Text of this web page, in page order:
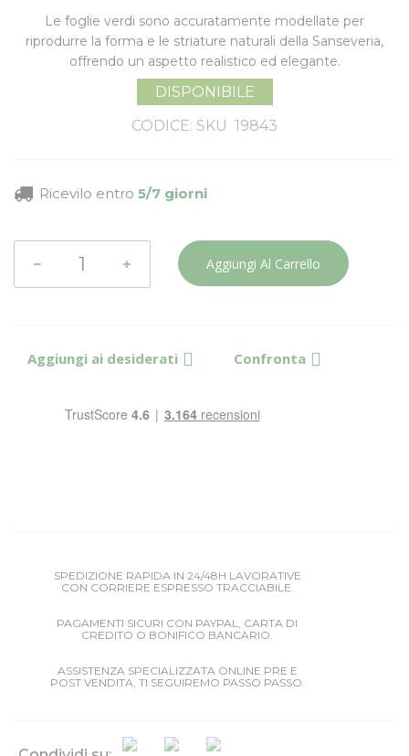
Le foglie verdi sono accuratamente modellate per
riprodurre la forma e le striature naturali della Sanseveria,
offrendo un aspetto realistico ed elegante.
DISPONIBILE
CODICE: SKU 19843
Ricevilo entro 5/7 giorni
Aggiungi Al Carrello
Aggiungi ai desiderati Confronta
SPEDIZIONE RAPIDA IN 24/48H LAVORATIVE
CON CORRIERE ESPRESSO TRACCIABILE.
PAGAMENTI SICURI CON PAYPAL, CARTA DI
CREDITO O BONIFICO BANCARIO.
ASSISTENZA SPECIALIZZATA ONLINE PRE E
POST VENDITA, TI SEGUIREMO PASSO PASSO.